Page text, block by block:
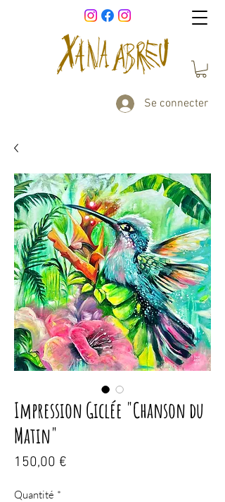
Se connecter
Impression Giclée "Chanson du
Matin"
150,00 €
Quantité *